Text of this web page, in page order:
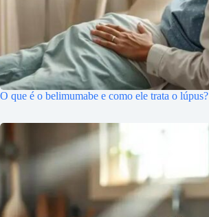
O que é o belimumabe e como ele trata o lúpus?